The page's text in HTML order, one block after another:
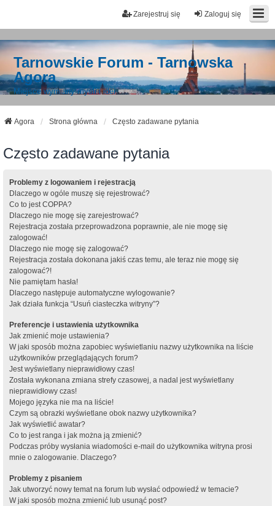
Zaloguj się
Zarejestruj się
Tarnowskie Forum - Tarnowska
Agora
Miejsce wymiany myśli i idei
Agora Strona główna Często zadawane pytania
Często zadawane pytania
Problemy z logowaniem i rejestracją
Dlaczego w ogóle muszę się rejestrować?
Co to jest COPPA?
Dlaczego nie mogę się zarejestrować?
Rejestracja została przeprowadzona poprawnie, ale nie mogę się
zalogować!
Dlaczego nie mogę się zalogować?
Rejestracja została dokonana jakiś czas temu, ale teraz nie mogę się
zalogować?!
Nie pamiętam hasła!
Dlaczego następuje automatyczne wylogowanie?
Jak działa funkcja “Usuń ciasteczka witryny”?
Preferencje i ustawienia użytkownika
Jak zmienić moje ustawienia?
W jaki sposób można zapobiec wyświetlaniu nazwy użytkownika na liście
użytkowników przeglądających forum?
Jest wyświetlany nieprawidłowy czas!
Została wykonana zmiana strefy czasowej, a nadal jest wyświetlany
nieprawidłowy czas!
Mojego języka nie ma na liście!
Czym są obrazki wyświetlane obok nazwy użytkownika?
Jak wyświetlić awatar?
Co to jest ranga i jak można ją zmienić?
Podczas próby wysłania wiadomości e-mail do użytkownika witryna prosi
mnie o zalogowanie. Dlaczego?
Problemy z pisaniem
Jak utworzyć nowy temat na forum lub wysłać odpowiedź w temacie?
W jaki sposób można zmienić lub usunąć post?